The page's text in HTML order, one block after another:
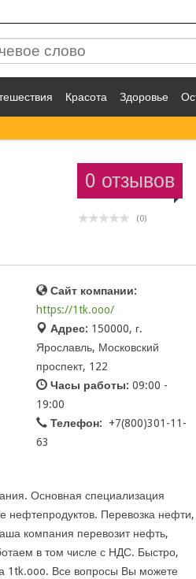
Красота Здоровье
0 отзывов
(0)
Сайт компании:
https://1tk.ooo/
Адрес: 150000, г.
Ярославль, Московский
проспект, 122
Часы работы: 09:00 -
19:00
Телефон:
+7(800)301-11-
63
Основная специализация
нефтепродуктов. Перевозка нефти,
компания перевозит нефть,
в том числе с НДС. Быстро,
1tk.ooo. Все вопросы Вы можете